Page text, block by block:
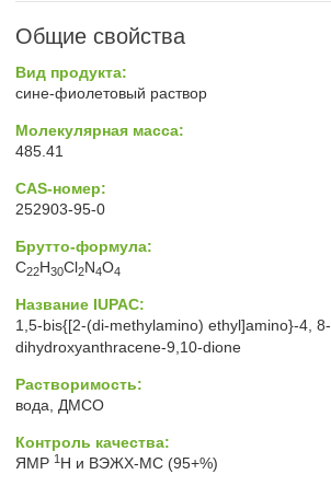
Общие свойства
Вид продукта:
сине-фиолетовый раствор
Молекулярная масса:
485.41
CAS-номер:
252903-95-0
Брутто-формула:
C22H30Cl2N4O4
Название IUPAC:
1,5-bis{[2-(di-methylamino) ethyl]amino}-4, 8-
dihydroxyanthracene-9,10-dione
Растворимость:
вода, ДМСО
Контроль качества:
ЯМР 1 H и ВЭЖХ-МС (95+%)